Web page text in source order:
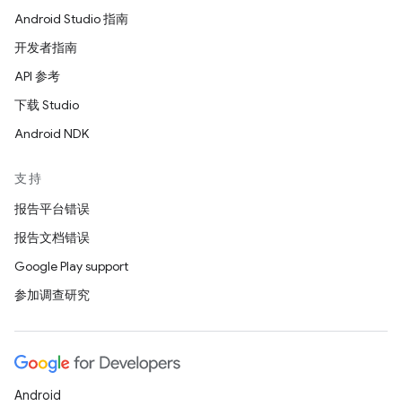
Android Studio 指南
开发者指南
API 参考
下载 Studio
Android NDK
支持
报告平台错误
报告文档错误
Google Play support
参加调查研究
Android